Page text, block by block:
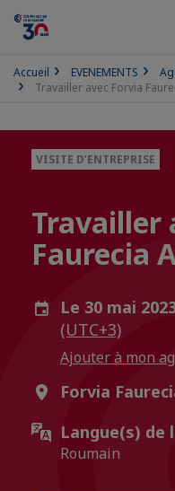
Accueil EVENEMENTS
Travailler avec Forvia
VISITE D’ENTREPRISE
Travailler
Faurecia
Le 30 mai
(UTC+3)
Ajouter à mon
Forvia
Langue(s) de
Roumain